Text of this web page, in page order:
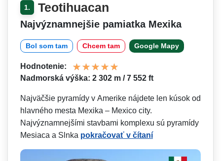
1. Teotihuacan
Najvýznamnejšie pamiatka Mexika
Bol som tam Chcem tam Google Mapy
Hodnotenie:
Nadmorská výška: 2 302 m / 7 552 ft
Najväčšie pyramídy v Amerike nájdete len kúsok od
hlavného mesta Mexika – Mexico city.
Najvýznamnejšími stavbami komplexu sú pyramídy
Mesiaca a Slnka pokračovať v čítaní